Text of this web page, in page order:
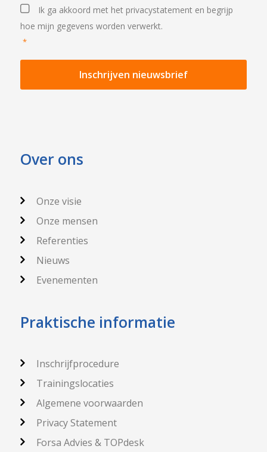
Privacystatement *
Ik ga akkoord met het privacystatement en begrijp
hoe mijn gegevens worden verwerkt.
*
Over ons
Onze visie
Onze mensen
Referenties
Nieuws
Evenementen
Praktische informatie
Inschrijfprocedure
Trainingslocaties
Algemene voorwaarden
Privacy Statement
Forsa Advies & TOPdesk